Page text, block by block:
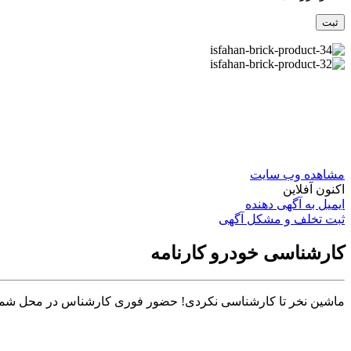
مشاهده وب سایت
اکنون آفلاین
ایمیل به آگهی دهنده
ثبت تخلف و مشکل آگهی
کارشناسی خودرو کارنامه
ماشین نخر تا کارشناسی نکردی! حضور فوری کارشناس در محل شما تا ۳۰